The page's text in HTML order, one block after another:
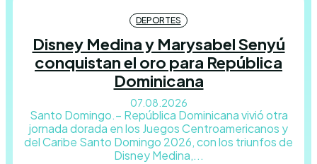
DEPORTES
Disney Medina y Marysabel Senyú
conquistan el oro para República
Dominicana
07.08.2026
Santo Domingo.– República Dominicana vivió otra
jornada dorada en los Juegos Centroamericanos y
del Caribe Santo Domingo 2026, con los triunfos de
Disney Medina,...